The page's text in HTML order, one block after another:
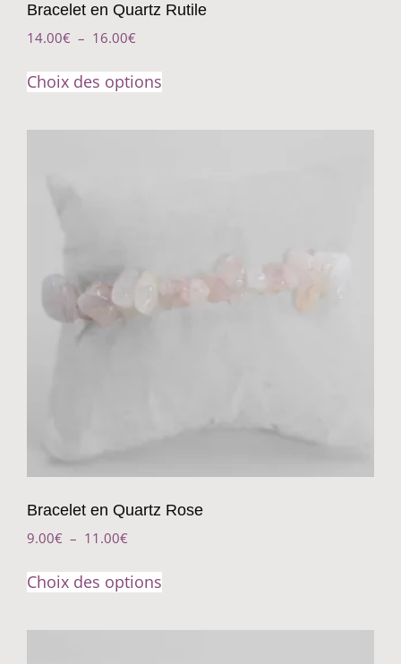
Bracelet en Quartz Rutile
14.00€ – 16.00€
Choix des options
Bracelet en Quartz Rose
9.00€ – 11.00€
Choix des options